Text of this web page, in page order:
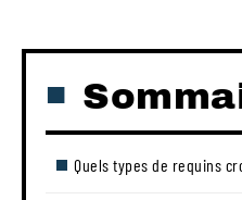
Quels types de requins